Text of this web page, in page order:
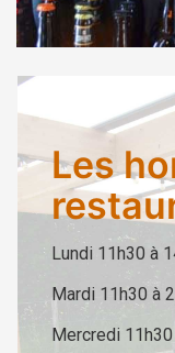
Les
Lundi 11h30 à
Mardi 11h30 à
Mercredi